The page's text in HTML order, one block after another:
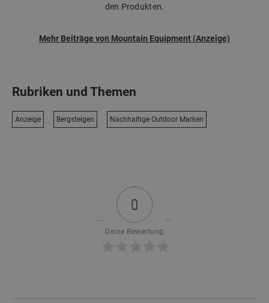
den Produkten.
Mehr Beiträge von Mountain Equipment (Anzeige)
Rubriken und Themen
Anzeige Bergsteigen Nachhaltige Outdoor Marken
0
Deine Bewertung